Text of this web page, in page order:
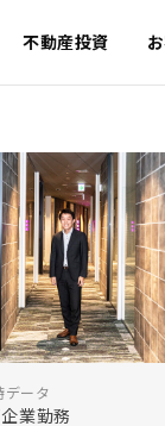
不動産投資
データ
業勤務